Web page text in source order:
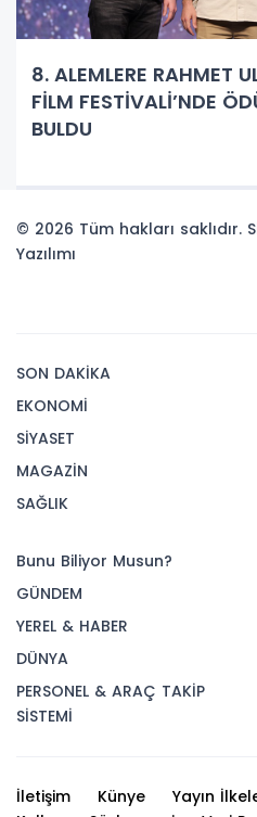
8. ALEMLERE RAHMET
FİLM FESTİVALİ’NDE ÖDÜLLER SAHİPLERİNİ
BULDU
© 2026 Tüm hakları saklıdır.
Yazılımı
SON DAKİKA
EKONOMİ
SİYASET
MAGAZİN
SAĞLIK
Bunu Biliyor Musun?
GÜNDEM
YEREL & HABER
DÜNYA
PERSONEL & ARAÇ TAKİP
SİSTEMİ
İletişim Künye Yayın